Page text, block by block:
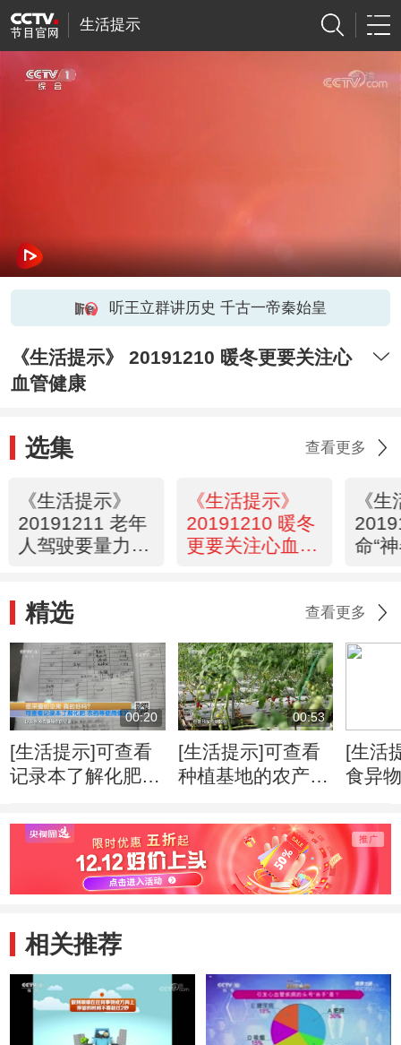
生活提示
听王立群讲历史 千古一帝秦始皇
《生活提示》 20191210 暖冬更要关注心
血管健康
选集 查看更多
《生活提示》
20191211 老年
人驾驶要量力而
《生活提示》
20191210 暖冬
更要关注心血管
《
命“
精选 查看更多
00:20
[生活提示]可查看
记录本了解化肥
00:53
[生活提示]可查看
种植基地的农产品
[生活
食异
理
相关推荐